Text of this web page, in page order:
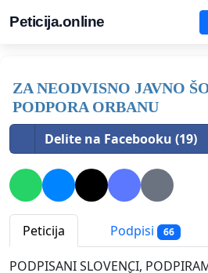
Peticija.online
ZA NEODVISNO JAVNO
PODPORA ORBANU
Delite na Facebooku (19)
Peticija Podpisi 66
PODPISANI SLOVENCI,